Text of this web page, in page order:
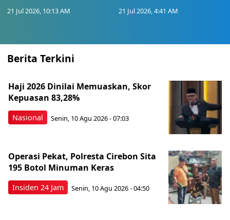
21 Jul 2026, 10:13 AM 21 Jul 2026, 4:41 AM
Berita Terkini
Nasional
Haji 2026 Dinilai Memuaskan, Skor
Kepuasan 83,28%
Senin, 10 Agu 2026 - 07:03
Insiden 24 Jam
Operasi Pekat, Polresta Cirebon Sita
195 Botol Minuman Keras
Senin, 10 Agu 2026 - 04:50